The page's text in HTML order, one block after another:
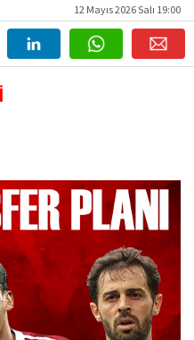
12 Mayıs 2026 Salı 19:00